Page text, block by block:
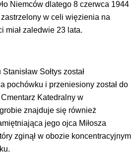
Niemców dlatego 8 czerwca 1944
zastrzelony w celi więzienia na
miał zaledwie 23 lata.
Sołtys został
pochówku i przeniesiony został do
Katedralny w
znajduje się również
jego ojca Miłosza
zginął w obozie koncentracyjnym